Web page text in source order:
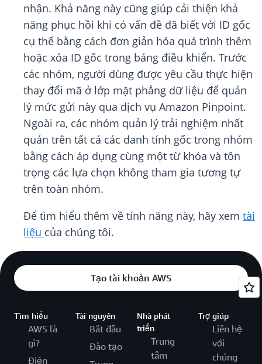
nhận. Khả năng này cũng giúp cải thiện khả
năng phục hồi khi có vấn đề đã biết với ID gốc
cụ thể bằng cách đơn giản hóa quá trình thêm
hoặc xóa ID gốc trong bảng điều khiển. Trước
các nhóm, người dùng được yêu cầu thực hiện
thay đổi mã ở lớp mặt phẳng dữ liệu để quản
lý mức gửi này qua dịch vụ Amazon Pinpoint.
Ngoài ra, các nhóm quản lý trải nghiệm nhất
quán trên tất cả các danh tính gốc trong nhóm
bằng cách áp dụng cùng một từ khóa và tôn
trọng các lựa chọn không tham gia tương tự
trên toàn nhóm.
Để tìm hiểu thêm về tính năng này, hãy xem tài
liệu của chúng tôi.
Tạo tài khoản AWS
Tìm hiểu
AWS là
gì?
Điện
Tài nguyên
Bắt đầu
Đào tạo
Nhà phát
triển
Trung
tâm
Trợ giúp
Liên hệ
với
chúng